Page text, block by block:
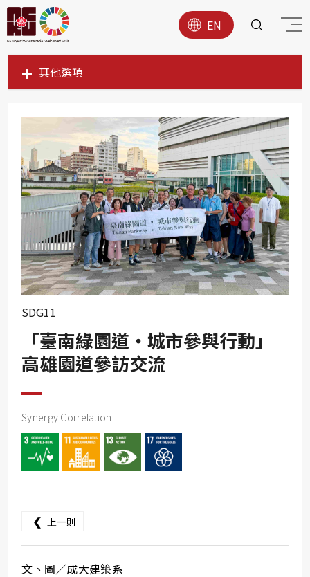
EN
其他選項
SDG1
SDG3
SDG4
SDG5
SDG6
SDG7
SDG8
SDG9
SDG11
SDG12
SDG15
SDG16
SDG11
「臺南綠園道・城市參與行動」
高雄園道參訪交流
Synergy Correlation
❮ 上一則
文、圖／成大建築系